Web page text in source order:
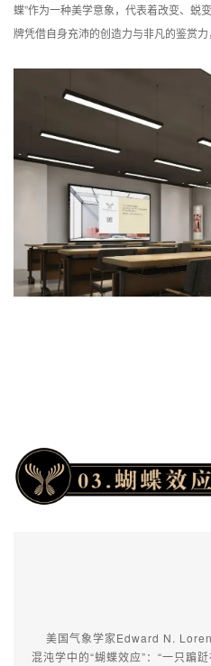
蝶”作为一种美学意象，代表着改变、蜕
牌凭借自身充沛的创造力与非凡的鉴赏力
美国气象学家Edward N.
混沌学中的“蝴蝶效应”：“一只蹁